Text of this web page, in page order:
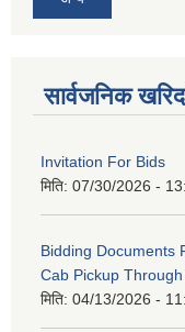
सार्वजनिक
Invitation For Bids
मिति: 07/30/2026 -
Bidding Documents
Cab Pickup
मिति: 04/13/2026 -